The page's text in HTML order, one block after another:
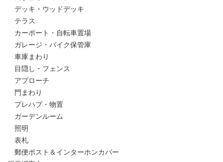
デッキ・ウッドデッキ
テラス
カーポート・自転車置場
ガレージ・バイク保管庫
車庫まわり
目隠し・フェンス
アプローチ
門まわり
プレハブ・物置
ガーデンルーム
照明
表札
郵便ポスト＆インターホンカバー